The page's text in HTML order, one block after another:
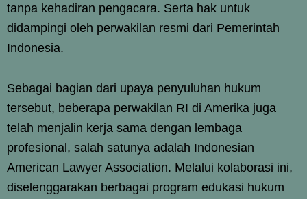
tanpa kehadiran pengacara. Serta hak untuk
didampingi oleh perwakilan resmi dari Pemerintah
Indonesia.
Sebagai bagian dari upaya penyuluhan hukum
tersebut, beberapa perwakilan RI di Amerika juga
telah menjalin kerja sama dengan lembaga
profesional, salah satunya adalah Indonesian
American Lawyer Association. Melalui kolaborasi ini,
diselenggarakan berbagai program edukasi hukum